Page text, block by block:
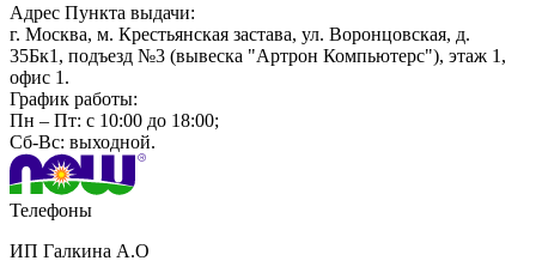
Адрес Пункта выдачи:
г. Москва, м. Крестьянская застава, ул. Воронцовская, д.
35Бк1, подъезд №3 (вывеска "Артрон Компьютерс"), этаж 1,
офис 1.
График работы:
Пн – Пт: с 10:00 до 18:00;
Сб-Вс: выходной.
Телефоны
ИП Галкина А.О